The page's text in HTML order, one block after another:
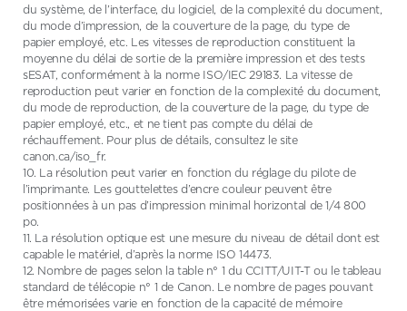
du système, de l’interface, du logiciel, de la complexité du document,
du mode d’impression, de la couverture de la page, du type de
papier employé, etc. Les vitesses de reproduction constituent la
moyenne du délai de sortie de la première impression et des tests
sESAT, conformément à la norme ISO/IEC 29183. La vitesse de
reproduction peut varier en fonction de la complexité du document,
du mode de reproduction, de la couverture de la page, du type de
papier employé, etc., et ne tient pas compte du délai de
réchauffement. Pour plus de détails, consultez le site
canon.ca/iso_fr.
10. La résolution peut varier en fonction du réglage du pilote de
l’imprimante. Les gouttelettes d’encre couleur peuvent être
positionnées à un pas d’impression minimal horizontal de 1/4 800
po.
11. La résolution optique est une mesure du niveau de détail dont est
capable le matériel, d’après la norme ISO 14473.
12. Nombre de pages selon la table n° 1 du CCITT/UIT-T ou le tableau
standard de télécopie n° 1 de Canon. Le nombre de pages pouvant
être mémorisées varie en fonction de la capacité de mémoire